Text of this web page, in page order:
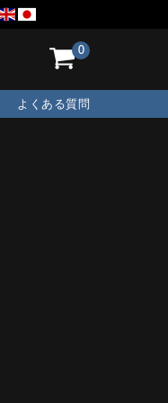
0
よくある質問